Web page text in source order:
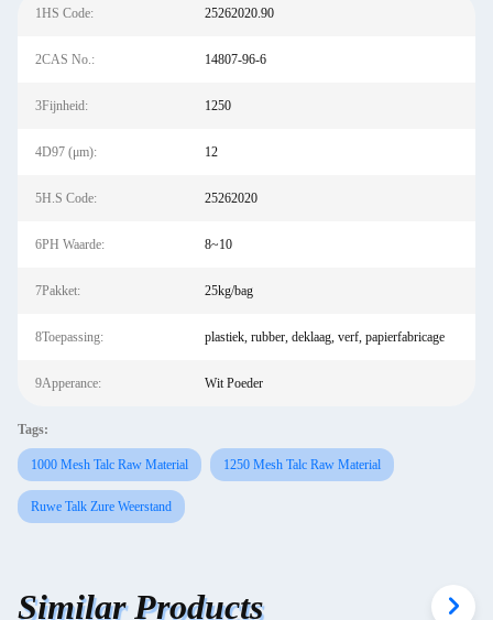
1HS Code: 25262020.90
2CAS No.: 14807-96-6
3Fijnheid: 1250
4D97 (μm): 12
5H.S Code: 25262020
6PH Waarde: 8~10
7Pakket: 25kg/bag
8Toepassing: plastiek, rubber, deklaag, verf, papierfabricage
9Apperance: Wit Poeder
Tags:
1000 Mesh Talc Raw Material 1250 Mesh Talc Raw Material
Ruwe Talk Zure Weerstand
Similar Products